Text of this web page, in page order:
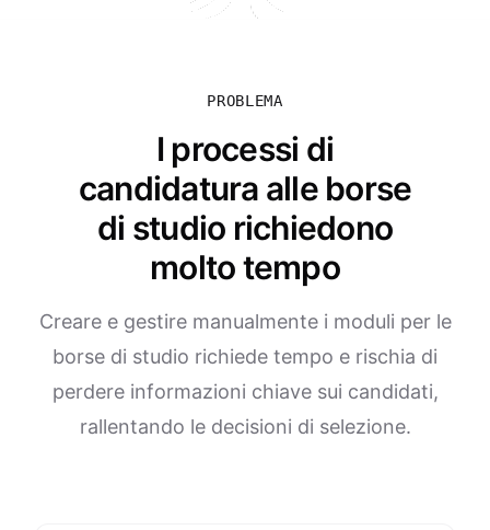
PROBLEMA
I processi di
candidatura alle borse
di studio richiedono
molto tempo
Creare e gestire manualmente i moduli per le
borse di studio richiede tempo e rischia di
perdere informazioni chiave sui candidati,
rallentando le decisioni di selezione.